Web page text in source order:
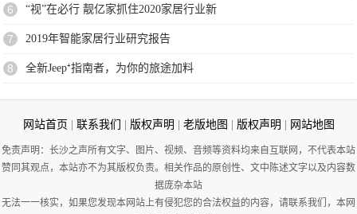
6 “视”在必行 靓亿家抓住2020家居行业新
7 2019年智能家居行业研究报告
8 全新Jeep⁺指南者，为你的旅途加料
网站首页 联系我们 版权声明 老版地图 版权声明 网站地图
免责声明：长沙之声所有文字、图片、视频、音频等资料均来自互联网，不代表本站
赞同其观点，本站亦不为其版权负责。相关作品的原创性、文中陈述文字以及内容数
据庞杂本站
无法一一核实，如果您发现本网站上有侵犯您的合法权益的内容，请联系我们，本网